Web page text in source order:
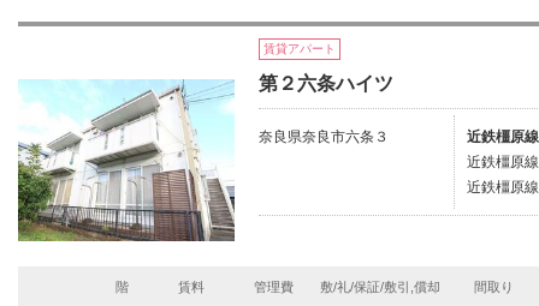
賃貸アパート
第２六条ハイツ
奈良県奈良市六条３
近鉄橿原
近鉄橿原
近鉄橿原
階 賃料 管理費 敷/礼/保証/敷引,償却 間取り